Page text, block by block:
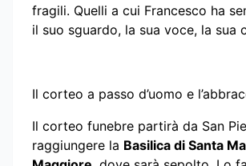
fragili. Quelli a cui Francesco ha
il suo sguardo, la sua voce, la sua
Il corteo a passo d’uomo e
Il corteo funebre partirà da San
raggiungere la Basilica di Santa